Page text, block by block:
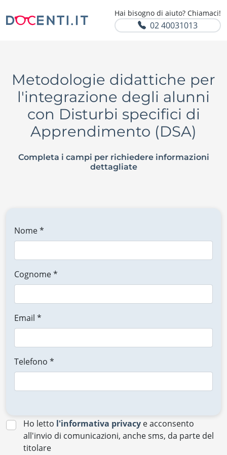
Hai bisogno di aiuto? Chiamaci!
02 40031013
Metodologie didattiche per
l'integrazione degli alunni
con Disturbi specifici di
Apprendimento (DSA)
Completa i campi per richiedere informazioni
dettagliate
Nome *
Cognome *
Email *
Telefono *
Ho letto l'informativa privacy e acconsento
all'invio di comunicazioni, anche sms, da parte del
titolare